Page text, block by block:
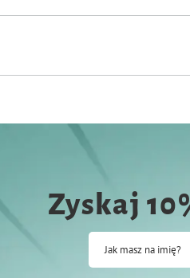
Zyskaj
Jak masz na imię?